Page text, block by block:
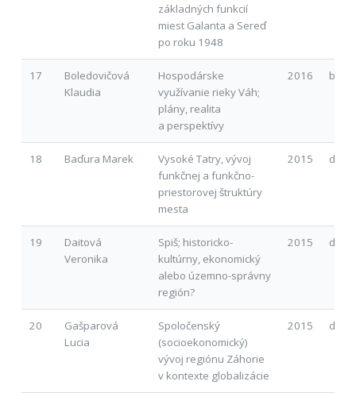
základných funkcií
miest Galanta a Sereď
po roku 1948
17
Boledovičová
Klaudia
Hospodárske
využívanie rieky Váh;
plány, realita
a perspektívy
2016 b
18 Baďura Marek
Vysoké Tatry, vývoj
funkčnej a funkčno-
priestorovej štruktúry
mesta
2015 d
19
Daitová
Veronika
Spiš; historicko-
kultúrny, ekonomický
alebo územno-správny
región?
2015 d
20
Gašparová
Lucia
Spoločenský
(socioekonomický)
vývoj regiónu Záhorie
v kontexte globalizácie
2015 d